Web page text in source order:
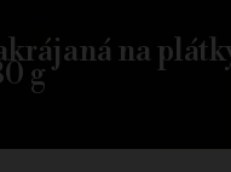
na
g